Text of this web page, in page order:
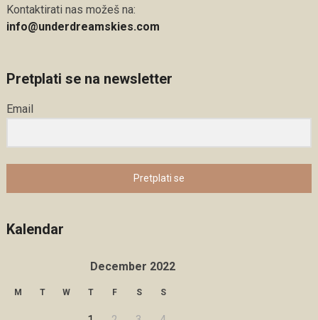
Kontaktirati nas možeš na:
info@underdreamskies.com
Pretplati se na newsletter
Email
Pretplati se
Kalendar
December 2022
M T W T F S S